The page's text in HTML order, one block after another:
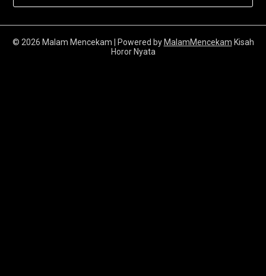
© 2026 Malam Mencekam | Powered by MalamMencekam Kisah
Horor Nyata